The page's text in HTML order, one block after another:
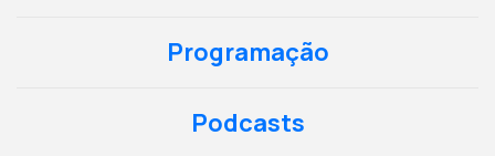
Programação
Podcasts